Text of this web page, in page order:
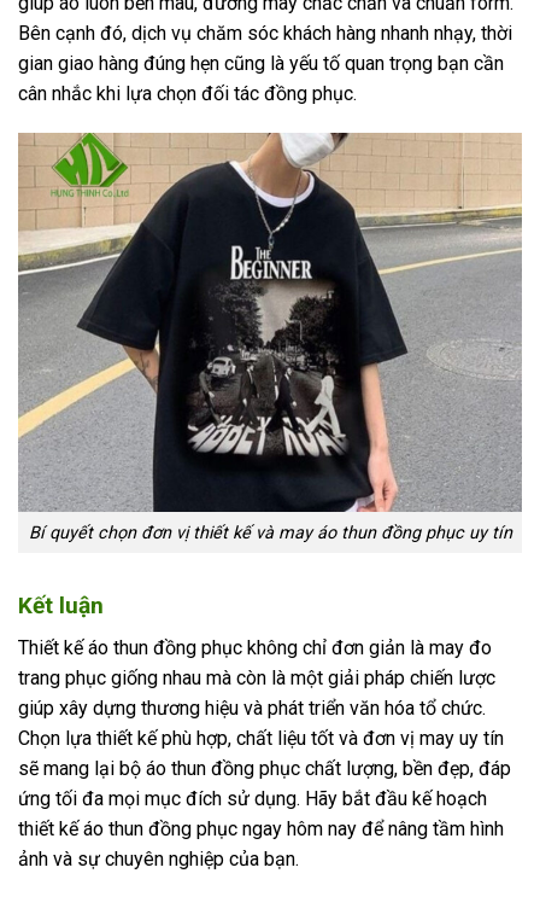
Bên cạnh đó, dịch vụ chăm sóc khách hàng nhanh nhạy, thời
gian giao hàng đúng hẹn cũng là yếu tố quan trọng bạn cần
cân nhắc khi lựa chọn đối tác đồng phục.
Bí quyết chọn đơn vị thiết kế và may áo thun đồng phục uy tín
Kết luận
Thiết kế áo thun đồng phục không chỉ đơn giản là may đo
trang phục giống nhau mà còn là một giải pháp chiến lược
giúp xây dựng thương hiệu và phát triển văn hóa tổ chức.
Chọn lựa thiết kế phù hợp, chất liệu tốt và đơn vị may uy tín
sẽ mang lại bộ áo thun đồng phục chất lượng, bền đẹp, đáp
ứng tối đa mọi mục đích sử dụng. Hãy bắt đầu kế hoạch
thiết kế áo thun đồng phục ngay hôm nay để nâng tầm hình
ảnh và sự chuyên nghiệp của bạn.